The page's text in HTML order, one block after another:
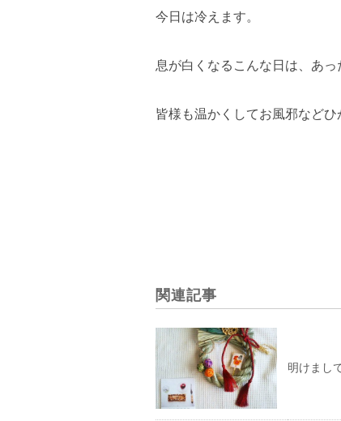
今日は冷えます。
息が白くなるこんな日は、あ
皆様も温かくしてお風邪などひ
関連記事
明けまし